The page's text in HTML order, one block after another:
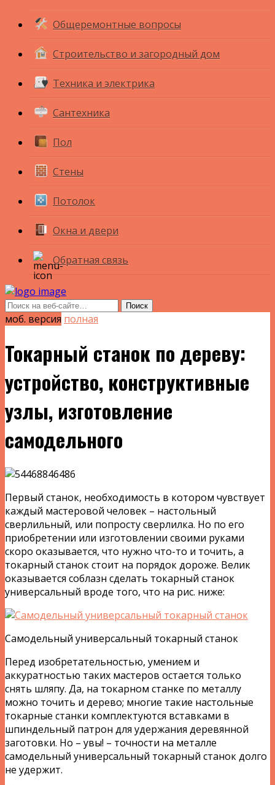
Общеремонтные вопросы
Строительство и загородный дом
Техника и электрика
Сантехника
Пол
Стены
Потолок
Окна и двери
Обратная связь
моб. версия полная
Токарный станок по дереву:
устройство, конструктивные
узлы, изготовление
самодельного
Первый станок, необходимость в котором чувствует
каждый мастеровой человек – настольный
сверлильный, или попросту сверлилка. Но по его
приобретении или изготовлении своими руками
скоро оказывается, что нужно что-то и точить, а
токарный станок стоит на порядок дороже. Велик
оказывается соблазн сделать токарный станок
универсальный вроде того, что на рис. ниже:
Самодельный универсальный токарный станок
Перед изобретательностью, умением и
аккуратностью таких мастеров остается только
снять шляпу. Да, на токарном станке по металлу
можно точить и дерево; многие такие настольные
токарные станки комплектуются вставками в
шпиндельный патрон для удержания деревянной
заготовки. Но – увы! – точности на металле
самодельный универсальный токарный станок долго
не удержит.